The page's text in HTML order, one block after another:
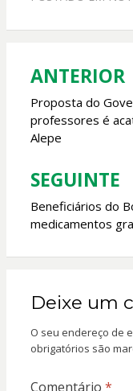
Navegação
de
Post
ANTERIOR
Proposta do
professores é
Alepe
SEGUINTE
Beneficiários do
medicamentos
Deixe um
O seu endereço de
obrigatórios são
Comentário *